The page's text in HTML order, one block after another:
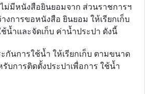
มีหนังสือยินยอมจาก ส่วนราชการฯ
งการขอหนังสือ ยินยอม ให้เรียกเก็บ
น้ำและจัดเก็บ ค่าน้ำประปา ดังนี้
กันการใช้น้ำ ให้เรียกเก็บ ตามขนาด
บการติดตั้งประปาเพื่อการ ใช้น้ำ